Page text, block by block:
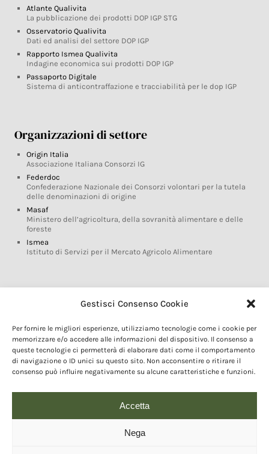
Gestisci Consenso Cookie
Per fornire le migliori esperienze, utilizziamo tecnologie come i cookie per
memorizzare e/o accedere alle informazioni del dispositivo. Il consenso a
queste tecnologie ci permetterà di elaborare dati come il comportamento
di navigazione o ID unici su questo sito. Non acconsentire o ritirare il
consenso può influire negativamente su alcune caratteristiche e funzioni.
Accetta
Nega
Atlante Qualivita
La pubblicazione dei prodotti DOP IGP STG
Osservatorio Qualivita
Dati ed analisi del settore DOP IGP
Rapporto Ismea Qualivita
Indagine economica sui prodotti DOP IGP
Passaporto Digitale
Sistema di anticontraffazione e tracciabilità per le dop IGP
Organizzazioni di settore
Origin Italia
Associazione Italiana Consorzi IG
Federdoc
Confederazione Nazionale dei Consorzi volontari per la tutela
delle denominazioni di origine
Masaf
Ministero dell’agricoltura, della sovranità alimentare e delle
foreste
Ismea
Istituto di Servizi per il Mercato Agricolo Alimentare
Glossario DOP IGP
Marchi DOP IGP
Normativa prodotti DOP IGP
Consorzi di Tutela
Farm To Fork e prodotti DOP IGP